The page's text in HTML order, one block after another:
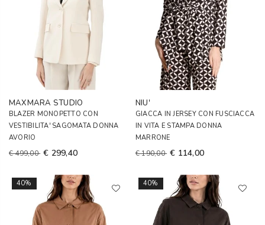
MAXMARA STUDIO
BLAZER MONOPETTO CON
VESTIBILITA' SAGOMATA DONNA
AVORIO
€ 499,00 € 299,40
NIU'
GIACCA IN JERSEY CON FUSCIACCA
IN VITA E STAMPA DONNA
MARRONE
€ 190,00 € 114,00
40% 40%